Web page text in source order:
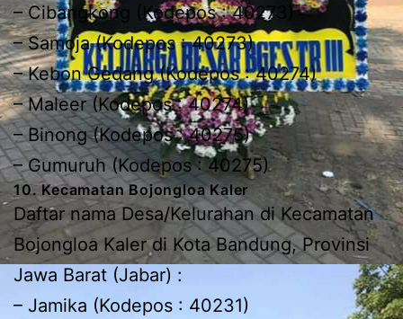
– Cibangkong (Kodepos : 40273)
– Samoja (Kodepos : 40273)
– Kebon Gedang (Kodepos : 40274)
– Maleer (Kodepos : 40274)
– Binong (Kodepos : 40275)
– Gumuruh (Kodepos : 40275)
10. Kecamatan Bojongloa Kaler
Daftar nama Desa/Kelurahan di Kecamatan
Bojongloa Kaler di Kota Bandung, Provinsi
Jawa Barat (Jabar) :
– Jamika (Kodepos : 40231)